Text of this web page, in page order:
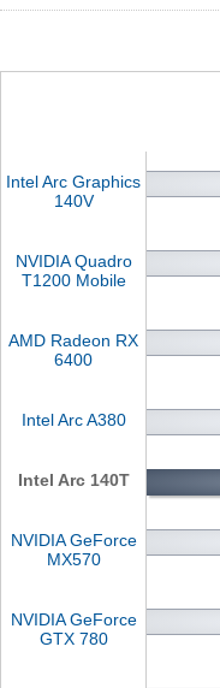
Intel Arc Graphics
140V
NVIDIA Quadro
T1200 Mobile
AMD Radeon RX
6400
Intel Arc A380
Intel Arc 140T
NVIDIA GeForce
MX570
NVIDIA GeForce
GTX 780